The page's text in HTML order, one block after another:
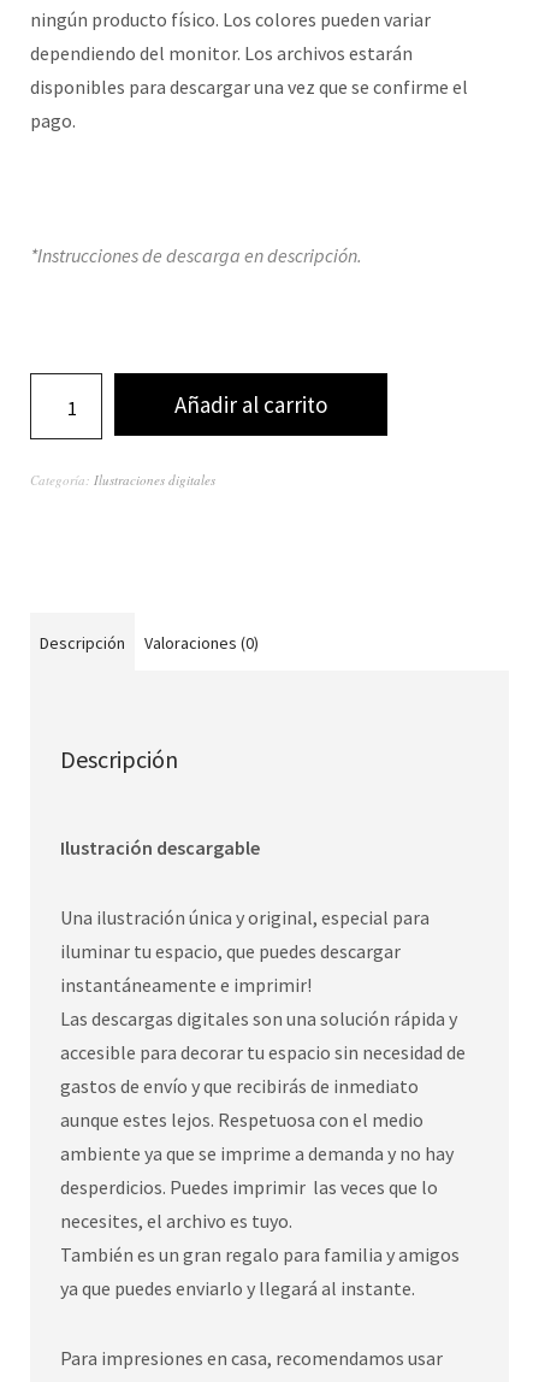
ningún producto físico. Los colores pueden variar
dependiendo del monitor. Los archivos estarán
disponibles para descargar una vez que se confirme el
pago.
*Instrucciones de descarga en descripción.
Añadir al carrito
Categoría: Ilustraciones digitales
Descripción Valoraciones (0)
Descripción
Ilustración descargable
Una ilustración única y original, especial para
iluminar tu espacio, que puedes descargar
instantáneamente e imprimir!
Las descargas digitales son una solución rápida y
accesible para decorar tu espacio sin necesidad de
gastos de envío y que recibirás de inmediato
aunque estes lejos. Respetuosa con el medio
ambiente ya que se imprime a demanda y no hay
desperdicios. Puedes imprimir las veces que lo
necesites, el archivo es tuyo.
También es un gran regalo para familia y amigos
ya que puedes enviarlo y llegará al instante.
Para impresiones en casa, recomendamos usar